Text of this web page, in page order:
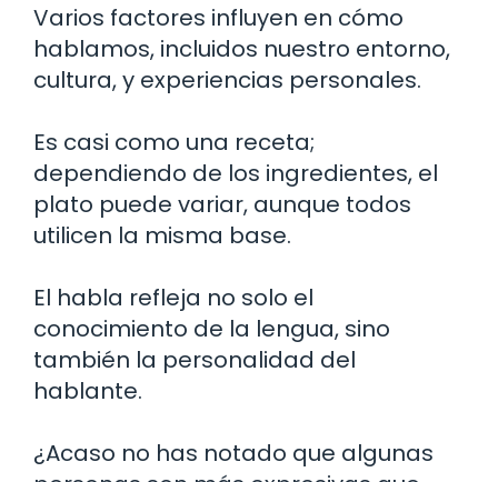
Varios factores influyen en cómo
hablamos, incluidos nuestro entorno,
cultura, y experiencias personales.
Es casi como una receta;
dependiendo de los ingredientes, el
plato puede variar, aunque todos
utilicen la misma base.
El habla refleja no solo el
conocimiento de la lengua, sino
también la personalidad del
hablante.
¿Acaso no has notado que algunas